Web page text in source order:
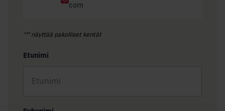
com
"*" näyttää pakolliset kentät
Etunimi